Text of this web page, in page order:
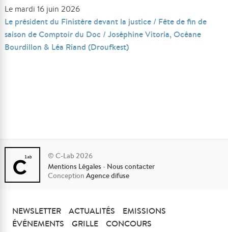
Le mardi 16 juin 2026
Le président du Finistère devant la justice / Fête de fin de
saison de Comptoir du Doc / Joséphine Vitoria, Océane
Bourdillon & Léa Riand (Droufkest)
© C-Lab 2026
Mentions Légales - Nous contacter
ConceptionAgence difuse
NEWSLETTER ACTUALITÉS
EMISSIONS
ÉVÉNEMENTS
GRILLE CONCOURS